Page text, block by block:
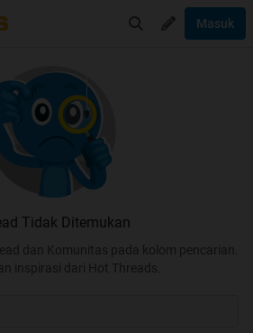
Masuk
Tidak Ditemukan
dan Komunitas pada kolom pencarian.
inspirasi dari Hot Threads.